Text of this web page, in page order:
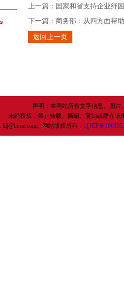
上一篇： 国家和省支持企业纾
下一篇： 商务部：从四方面帮
返回上一页
声明：本网站所有文字信息、图
未经授权，禁止转载、摘编、复制或建立
。网站版权所有： 辽ICP备